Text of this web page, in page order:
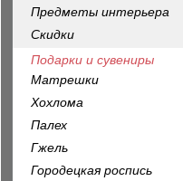
Предметы интерьера
Скидки
Подарки и сувениры
Матрешки
Хохлома
Палех
Гжель
Городецкая роспись